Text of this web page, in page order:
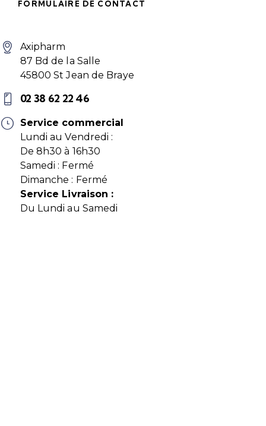
FORMULAIRE DE CONTACT
Axipharm
87 Bd de la Salle
45800 St Jean de Braye
02 38 62 22 46
Service commercial
Lundi au Vendredi :
De 8h30 à 16h30
Samedi : Fermé
Dimanche : Fermé
Service Livraison :
Du Lundi au Samedi